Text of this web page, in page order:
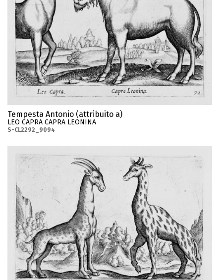
Tempesta Antonio (attribuito a)
LEO CAPRA CAPRA LEONINA
S-CL2292_9094